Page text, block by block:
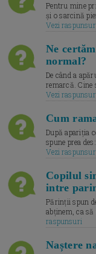
Pentru mine
și o sarcină
Vezi
Ne
normal?
De când a
remarcă. Cine
Vezi
Cum
După apariția
spune prea
Vezi
Copilul
intre
Părinții spun
abținem, ca să
raspunsuri
Naștere